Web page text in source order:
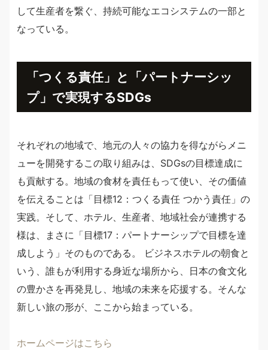
して生産者を繋ぐ、持続可能なエコシステムの一部と
なっている。
「つくる責任」と「パートナーシッ
プ」で実現するSDGs
それぞれの地域で、地元の人々の協力を得ながらメニ
ューを開発するこの取り組みは、SDGsの目標達成に
も貢献する。地域の食材を責任もって使い、その価値
を伝えることは「目標12：つくる責任 つかう責任」の
実践。そして、ホテル、生産者、地域社会が連携する
様は、まさに「目標17：パートナーシップで目標を達
成しよう」そのものである。 ビジネスホテルの朝食と
いう、誰もが利用する身近な場所から、日本の食文化
の豊かさを再発見し、地域の未来を応援する。そんな
新しい旅の形が、ここから始まっている。
ホームページはこちら